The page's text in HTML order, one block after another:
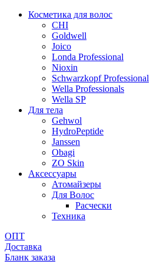
Косметика для волос
CHI
Goldwell
Joico
Londa Professional
Nioxin
Schwarzkopf Professional
Wella Professionals
Wella SP
Для тела
Gehwol
HydroPeptide
Janssen
Obagi
ZO Skin
Aксессуары
Атомайзеры
Для Волос
Расчески
Техника
ОПТ
Доставка
Бланк заказа